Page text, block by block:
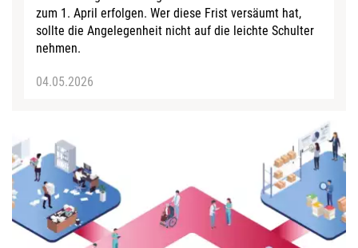
zum 1. April erfolgen. Wer diese Frist versäumt hat,
sollte die Angelegenheit nicht auf die leichte Schulter
nehmen.
04.05.2026